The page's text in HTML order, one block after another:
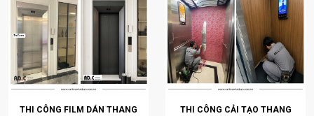
THI CÔNG FILM DÁN THANG
THI CÔNG CẢI TẠO THANG